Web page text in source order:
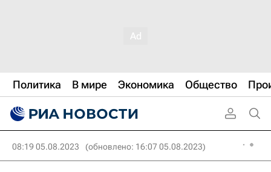
Политика В мире Экономика Общество
08:19 05.08.2023 (обновлено: 16:07 05.08.2023)